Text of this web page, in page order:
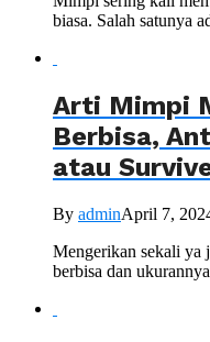
biasa. Salah satunya
Arti Mimpi
Berbisa,
atau
By adminApril 7,
Mengerikan sekali ya
berbisa dan